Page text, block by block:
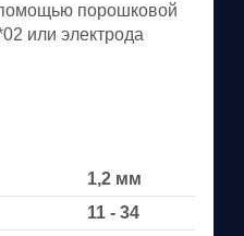
порошковой
или электрода
1,2 мм
11 - 34